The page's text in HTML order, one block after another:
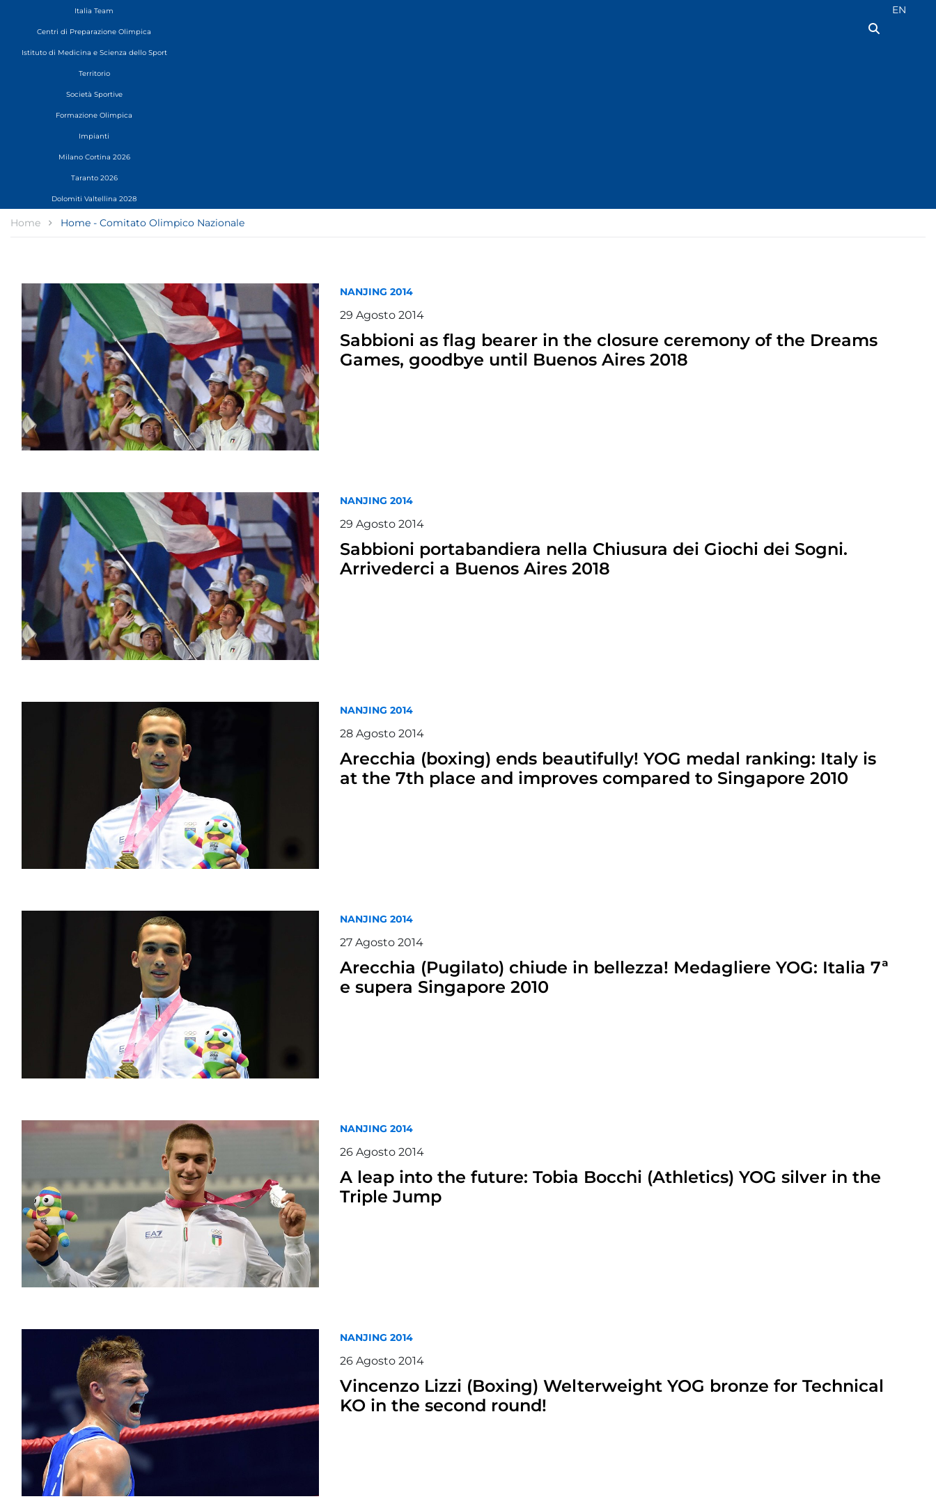
Italia Team
Centri di Preparazione Olimpica
Istituto di Medicina e Scienza dello Sport
Territorio
Società Sportive
Formazione Olimpica
Impianti
Milano Cortina 2026
Taranto 2026
Dolomiti Valtellina 2028
Seleziona
EN
Home Home - Comitato Olimpico Nazionale
NANJING 2014
29 Agosto 2014
Sabbioni as flag bearer in the closure ceremony of the Dreams
Games, goodbye until Buenos Aires 2018
NANJING 2014
29 Agosto 2014
Sabbioni portabandiera nella Chiusura dei Giochi dei Sogni.
Arrivederci a Buenos Aires 2018
NANJING 2014
28 Agosto 2014
Arecchia (boxing) ends beautifully! YOG medal ranking: Italy is
at the 7th place and improves compared to Singapore 2010
NANJING 2014
27 Agosto 2014
Arecchia (Pugilato) chiude in bellezza! Medagliere YOG: Italia 7ª
e supera Singapore 2010
NANJING 2014
26 Agosto 2014
A leap into the future: Tobia Bocchi (Athletics) YOG silver in the
Triple Jump
NANJING 2014
26 Agosto 2014
Vincenzo Lizzi (Boxing) Welterweight YOG bronze for Technical
KO in the second round!